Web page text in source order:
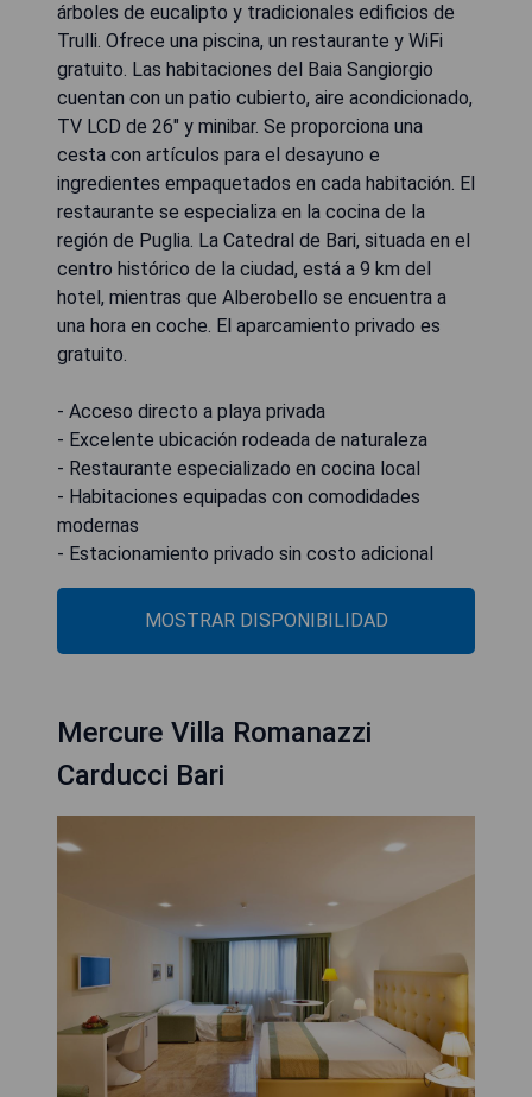
árboles de eucalipto y tradicionales edificios de
Trulli. Ofrece una piscina, un restaurante y WiFi
gratuito. Las habitaciones del Baia Sangiorgio
cuentan con un patio cubierto, aire acondicionado,
TV LCD de 26" y minibar. Se proporciona una
cesta con artículos para el desayuno e
ingredientes empaquetados en cada habitación. El
restaurante se especializa en la cocina de la
región de Puglia. La Catedral de Bari, situada en el
centro histórico de la ciudad, está a 9 km del
hotel, mientras que Alberobello se encuentra a
una hora en coche. El aparcamiento privado es
gratuito.
- Acceso directo a playa privada
- Excelente ubicación rodeada de naturaleza
- Restaurante especializado en cocina local
- Habitaciones equipadas con comodidades
modernas
- Estacionamiento privado sin costo adicional
MOSTRAR DISPONIBILIDAD
Mercure Villa Romanazzi
Carducci Bari